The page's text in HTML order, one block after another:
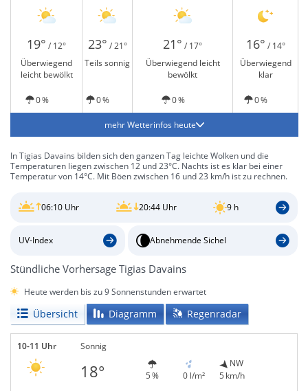
19° / 12° 23° / 21° 21° / 17° 16° / 14°
Überwiegend
leicht bewölkt
Teils sonnig
Überwiegend leicht
bewölkt
Überwiegend
klar
0 % 0 % 0 % 0 %
mehr Wetterinfos heute
In Tigias Davains bilden sich den ganzen Tag leichte Wolken und die
Temperaturen liegen zwischen 12 und 23°C. Nachts ist es klar bei einer
Temperatur von 14°C. Mit Böen zwischen 16 und 23 km/h ist zu rechnen.
06:10 Uhr 20:44 Uhr 9 h
UV-Index Abnehmende Sichel
Stündliche Vorhersage Tigias Davains
Heute werden bis zu 9 Sonnenstunden erwartet
Übersicht Diagramm Regenradar
10-11 Uhr Sonnig
18° 5 % 0 l/m²
NW
5 km/h